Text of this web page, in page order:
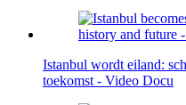
Istanbul wordt eiland:
toekomst - Video Docu